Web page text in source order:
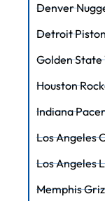
Denver
Detroit
Golden
Houston
Indiana
Los Angeles
Los Angeles
Memphis